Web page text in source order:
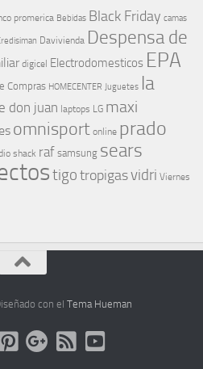
promerica Bebidas Black Friday camas
Davivienda Despensa de
digicel Electrodomesticos EPA
Compras HOMECENTER Juguetes la
don juan laptops LG maxi
omnisport online prado
shack raf samsung sears
tigotropigasvidri Viernes
con elTema Hueman